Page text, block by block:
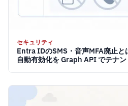
セキュリティ
Entra IDのSMS・音声MFA廃止
自動有効化を Graph API でテナ